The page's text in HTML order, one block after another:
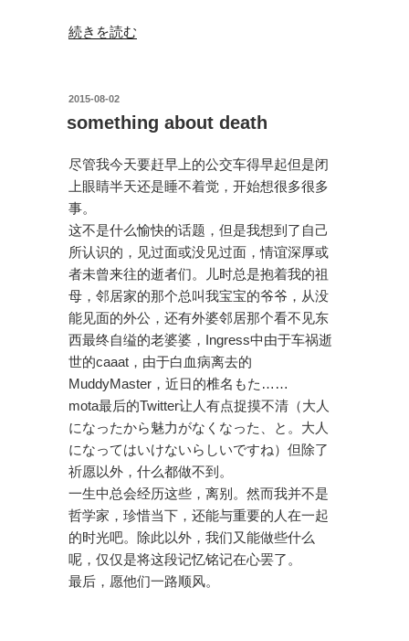
“夏
典”
の
続きを読む
投
日:
2015-08-02
something about death
尽管我今天要赶早上的公交车得早起但是闭
上眼睛半天还是睡不着觉，开始想很多很多
事。
这不是什么愉快的话题，但是我想到了自己
所认识的，见过面或没见过面，情谊深厚或
者未曾来往的逝者们。儿时总是抱着我的祖
母，邻居家的那个总叫我宝宝的爷爷，从没
能见面的外公，还有外婆邻居那个看不见东
西最终自缢的老婆婆，Ingress中由于车祸逝
世的caaat，由于白血病离去的
MuddyMaster，近日的椎名もた……
mota最后的Twitter让人有点捉摸不清（大人
になったから魅力がなくなった、と。大人
になってはいけないらしいですね）但除了
祈愿以外，什么都做不到。
一生中总会经历这些，离别。然而我并不是
哲学家，珍惜当下，还能与重要的人在一起
的时光吧。除此以外，我们又能做些什么
呢，仅仅是将这段记忆铭记在心罢了。
最后，愿他们一路顺风。